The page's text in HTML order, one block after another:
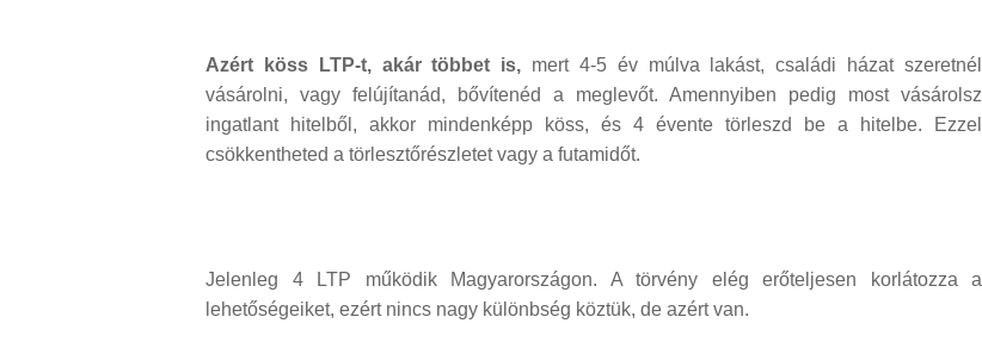
Azért köss LTP-t, akár többet is, mert 4-5 év múlva lakást, családi házat szeretnél
vásárolni, vagy felújítanád, bővítenéd a meglevőt. Amennyiben pedig most vásárolsz
ingatlant hitelből, akkor mindenképp köss, és 4 évente törleszd be a hitelbe. Ezzel
csökkentheted a törlesztőrészletet vagy a futamidőt.
Jelenleg 4 LTP működik Magyarországon. A törvény elég erőteljesen korlátozza a
lehetőségeiket, ezért nincs nagy különbség köztük, de azért van.